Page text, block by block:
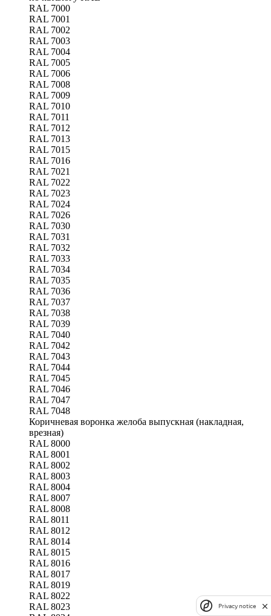
RAL 7000
RAL 7001
RAL 7002
RAL 7003
RAL 7004
RAL 7005
RAL 7006
RAL 7008
RAL 7009
RAL 7010
RAL 7011
RAL 7012
RAL 7013
RAL 7015
RAL 7016
RAL 7021
RAL 7022
RAL 7023
RAL 7024
RAL 7026
RAL 7030
RAL 7031
RAL 7032
RAL 7033
RAL 7034
RAL 7035
RAL 7036
RAL 7037
RAL 7038
RAL 7039
RAL 7040
RAL 7042
RAL 7043
RAL 7044
RAL 7045
RAL 7046
RAL 7047
RAL 7048
Коричневая воронка желоба выпускная (накладная,
врезная)
RAL 8000
RAL 8001
RAL 8002
RAL 8003
RAL 8004
RAL 8007
RAL 8008
RAL 8011
RAL 8012
RAL 8014
RAL 8015
RAL 8016
RAL 8017
RAL 8019
RAL 8022
RAL 8023
Privacy notice